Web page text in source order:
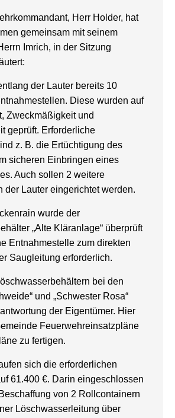
Herr Holder, hat
gemeinsam mit seinem
Imrich, in der Sitzung
der Lauter bereits 10
Diese wurden auf
Zweckmäßigkeit und
geprüft. Erforderliche
z. B. die Ertüchtigung des
sicheren Einbringen eines
Auch sollen 2 weitere
der Lauter eingerichtet werden.
wurde der
„Alte Kläranlage“ überprüft
Entnahmestelle zum direkten
Saugleitung erforderlich.
bei den
und „Schwester Rosa“
der Eigentümer. Hier
Feuerwehreinsatzpläne
zu fertigen.
sich die erforderlichen
61.400 €. Darin eingeschlossen
von 2 Rollcontainern
Löschwasserleitung über